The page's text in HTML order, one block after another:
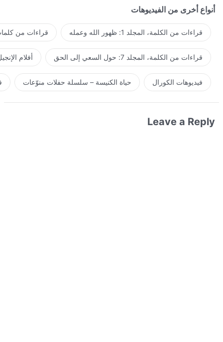
أنواع أخرى من الفيديوهات
قراءات من الكلمة، المجلد 1: ظهور الله وعمله قراءات من
قراءات من الكلمة، المجلد 7: حول السعي إلى الحق أفلام
فيديوهات الكورال حياة الكنيسة – سلسلة حفلات منوّعات
Leave a Reply